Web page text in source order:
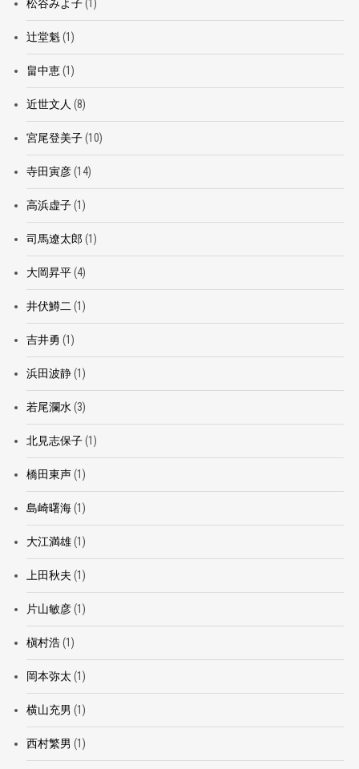
松谷みよ子(1)
辻堂魁(1)
畠中恵(1)
近世文人 (8)
宮尾登美子(10)
寺田寅彦(14)
高浜虚子(1)
司馬遼太郎 (1)
大岡昇平(4)
井伏鱒二 (1)
吉井勇 (1)
浜田波静(1)
若尾瀾水 (3)
北見志保子(1)
橋田東声(1)
島崎曙海(1)
大江満雄(1)
上田秋夫 (1)
片山敏彦(1)
槇村浩(1)
岡本弥太 (1)
横山充男 (1)
西村繁男 (1)